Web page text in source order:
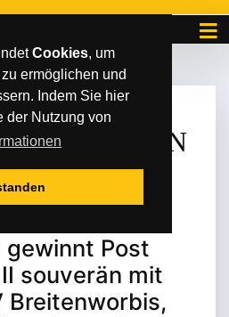
Cookies, um
ermöglichen und
Indem Sie hier
der Nutzung von
2024
GERISSEN
Post
souverän mit
Breitenworbis,